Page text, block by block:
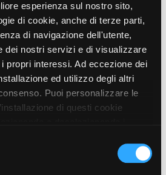
esperienza sul nostro sito,
di cookie, anche di terze parti,
di navigazione dell'utente,
dei nostri servizi e di visualizzare
propri interessi. Ad eccezione dei
ed utilizzo degli altri
Puoi personalizzare le
di questi cookie
accettare tutti i cookie, cliccando
tutti i cookie”. Cliccando sul tasto